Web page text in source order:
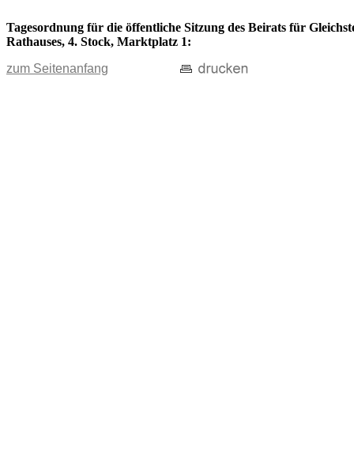
Tagesordnung für die öffentliche Sitzung des Beirats für
Rathauses, 4. Stock, Marktplatz 1:
zum Seitenanfang